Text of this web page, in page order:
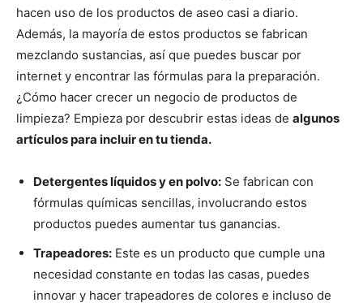
hacen uso de los productos de aseo casi a diario.
Además, la mayoría de estos productos se fabrican
mezclando sustancias, así que puedes buscar por
internet y encontrar las fórmulas para la preparación.
¿Cómo hacer crecer un negocio de productos de
limpieza? Empieza por descubrir estas ideas de algunos
artículos para incluir en tu tienda.
Detergentes líquidos y en polvo: Se fabrican con
fórmulas químicas sencillas, involucrando estos
productos puedes aumentar tus ganancias.
Trapeadores: Este es un producto que cumple una
necesidad constante en todas las casas, puedes
innovar y hacer trapeadores de colores e incluso de